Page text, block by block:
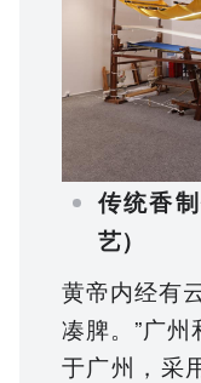
传统香
艺）
黄帝内经有
凑脾。”广
于广州，采